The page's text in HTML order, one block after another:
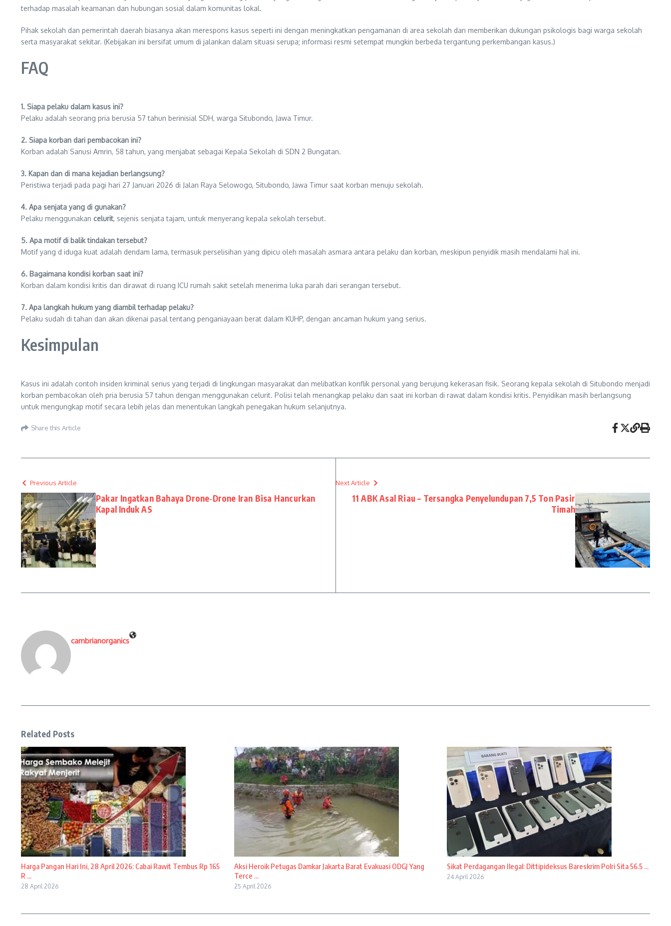
terhadap masalah keamanan dan hubungan sosial dalam komunitas lokal.
Pihak sekolah dan pemerintah daerah biasanya akan merespons kasus seperti ini dengan meningkatkan pengamanan di area sekolah dan memberikan dukungan psikologis bagi warga sekolah
serta masyarakat sekitar. (Kebijakan ini bersifat umum di jalankan dalam situasi serupa; informasi resmi setempat mungkin berbeda tergantung perkembangan kasus.)
FAQ
1. Siapa pelaku dalam kasus ini?
Pelaku adalah seorang pria berusia 57 tahun berinisial SDH, warga Situbondo, Jawa Timur.
2. Siapa korban dari pembacokan ini?
Korban adalah Sanusi Amrin, 58 tahun, yang menjabat sebagai Kepala Sekolah di SDN 2 Bungatan.
3. Kapan dan di mana kejadian berlangsung?
Peristiwa terjadi pada pagi hari 27 Januari 2026 di Jalan Raya Selowogo, Situbondo, Jawa Timur saat korban menuju sekolah.
4. Apa senjata yang di gunakan?
Pelaku menggunakan celurit, sejenis senjata tajam, untuk menyerang kepala sekolah tersebut.
5. Apa motif di balik tindakan tersebut?
Motif yang d iduga kuat adalah dendam lama, termasuk perselisihan yang dipicu oleh masalah asmara antara pelaku dan korban, meskipun penyidik masih mendalami hal ini.
6. Bagaimana kondisi korban saat ini?
Korban dalam kondisi kritis dan dirawat di ruang ICU rumah sakit setelah menerima luka parah dari serangan tersebut.
7. Apa langkah hukum yang diambil terhadap pelaku?
Pelaku sudah di tahan dan akan dikenai pasal tentang penganiayaan berat dalam KUHP, dengan ancaman hukum yang serius.
Kesimpulan
Kasus ini adalah contoh insiden kriminal serius yang terjadi di lingkungan masyarakat dan melibatkan konflik personal yang berujung kekerasan fisik. Seorang kepala sekolah di Situbondo menjadi
korban pembacokan oleh pria berusia 57 tahun dengan menggunakan celurit. Polisi telah menangkap pelaku dan saat ini korban di rawat dalam kondisi kritis. Penyidikan masih berlangsung
untuk mengungkap motif secara lebih jelas dan menentukan langkah penegakan hukum selanjutnya.
Share this Article
Previous Article
Pakar Ingatkan Bahaya Drone‑Drone Iran Bisa Hancurkan
Kapal Induk AS
Next Article
11 ABK Asal Riau – Tersangka Penyelundupan 7,5 Ton Pasir
Timah
cambrianorganics
Related Posts
Harga Pangan Hari Ini, 28 April 2026: Cabai Rawit Tembus Rp 165
R ...
28 April 2026
Aksi Heroik Petugas Damkar Jakarta Barat Evakuasi ODGJ Yang
Terce ...
25 April 2026
Sikat Perdagangan Ilegal: Dittipideksus Bareskrim Polri Sita 56.5 ...
24 April 2026